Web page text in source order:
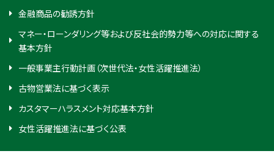
金融商品の勧誘方針
マネー・ローンダリング等および反社会的勢力等への対応に関する
基本方針
一般事業主行動計画（次世代法・女性活躍推進法）
古物営業法に基づく表示
カスタマーハラスメント対応基本方針
女性活躍推進法に基づく公表